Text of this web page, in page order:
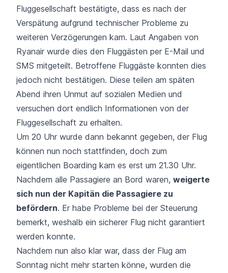
Fluggesellschaft bestätigte, dass es nach der
Verspätung aufgrund technischer Probleme zu
weiteren Verzögerungen kam. Laut Angaben von
Ryanair wurde dies den Fluggästen per E-Mail und
SMS mitgeteilt. Betroffene Fluggäste konnten dies
jedoch nicht bestätigen. Diese teilen am späten
Abend ihren Unmut auf sozialen Medien und
versuchen dort endlich Informationen von der
Fluggesellschaft zu erhalten.
Um 20 Uhr wurde dann bekannt gegeben, der Flug
können nun noch stattfinden, doch zum
eigentlichen Boarding kam es erst um 21.30 Uhr.
Nachdem alle Passagiere an Bord waren, weigerte
sich nun der Kapitän die Passagiere zu
befördern. Er habe Probleme bei der Steuerung
bemerkt, weshalb ein sicherer Flug nicht garantiert
werden konnte.
Nachdem nun also klar war, dass der Flug am
Sonntag nicht mehr starten könne, wurden die